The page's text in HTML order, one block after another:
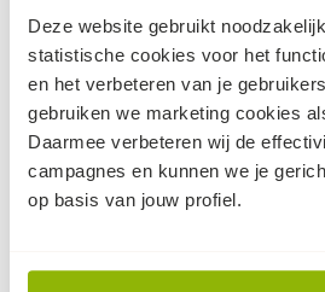
Deze website gebruikt
statistische cookies voor het
en het verbeteren van je
gebruiken we marketing cookies
Daarmee verbeteren wij de
campagnes en kunnen we je
op basis van jouw profiel.
Tijdelijke actie!
Gietrand 25x0,3m -
2mm - zwart